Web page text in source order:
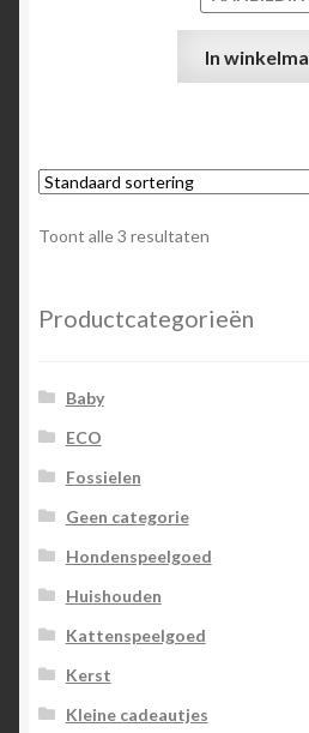
In
Toont alle 3 resultaten
Productcategorieën
Baby
ECO
Fossielen
Geen categorie
Hondenspeelgoed
Huishouden
Kattenspeelgoed
Kerst
Kleine cadeautjes